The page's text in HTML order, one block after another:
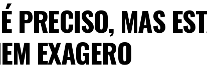
PRECISO, MAS
EXAGERO